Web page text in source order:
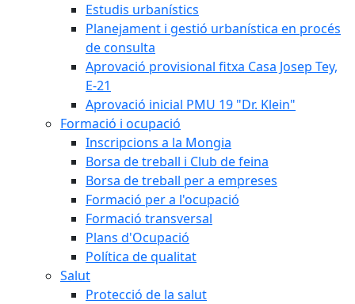
Estudis urbanístics
Planejament i gestió urbanística en procés
de consulta
Aprovació provisional fitxa Casa Josep Tey,
E-21
Aprovació inicial PMU 19 "Dr. Klein"
Formació i ocupació
Inscripcions a la Mongia
Borsa de treball i Club de feina
Borsa de treball per a empreses
Formació per a l'ocupació
Formació transversal
Plans d'Ocupació
Política de qualitat
Salut
Protecció de la salut